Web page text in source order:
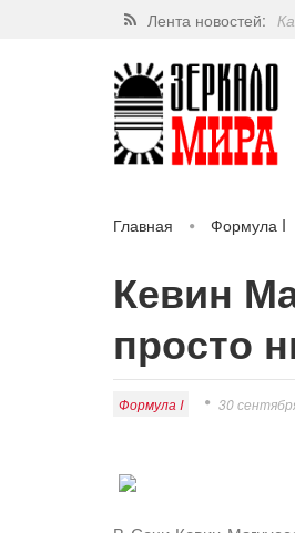
Лента новостей:
Главная Формула I
Кевин
просто
Формула I 30